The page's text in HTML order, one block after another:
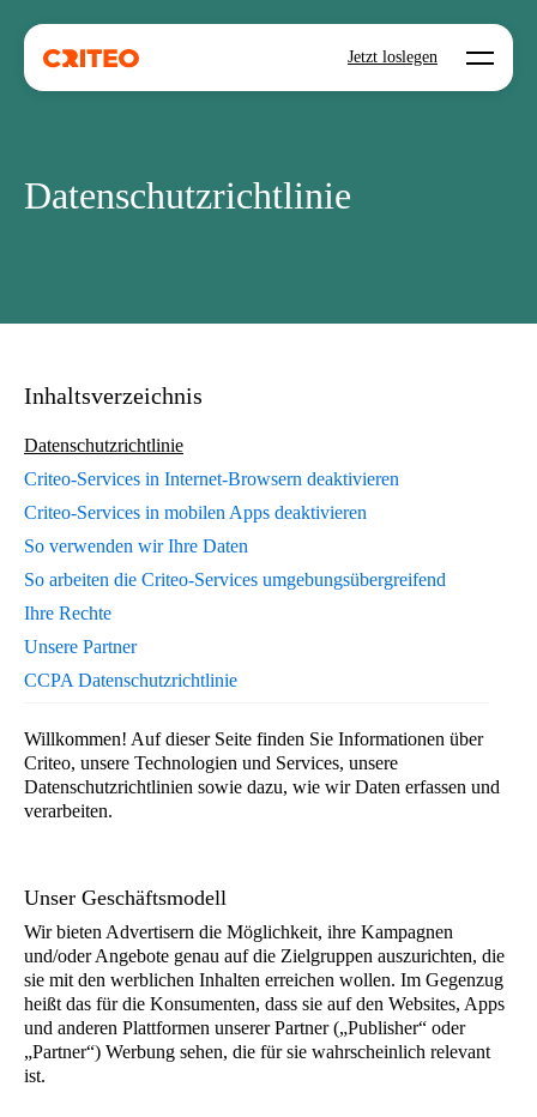
Jetzt loslegen Open
Datenschutzrichtlinie
Inhaltsverzeichnis
Datenschutzrichtlinie
Criteo-Services in Internet-Browsern deaktivieren
Criteo-Services in mobilen Apps deaktivieren
So verwenden wir Ihre Daten
So arbeiten die Criteo-Services umgebungsübergreifend
Ihre Rechte
Unsere Partner
CCPA Datenschutzrichtlinie
Willkommen! Auf dieser Seite finden Sie Informationen über
Criteo, unsere Technologien und Services, unsere
Datenschutzrichtlinien sowie dazu, wie wir Daten erfassen und
verarbeiten.
Unser Geschäftsmodell
Wir bieten Advertisern die Möglichkeit, ihre Kampagnen
und/oder Angebote genau auf die Zielgruppen auszurichten, die
sie mit den werblichen Inhalten erreichen wollen. Im Gegenzug
heißt das für die Konsumenten, dass sie auf den Websites, Apps
und anderen Plattformen unserer Partner („Publisher“ oder
„Partner“) Werbung sehen, die für sie wahrscheinlich relevant
ist.